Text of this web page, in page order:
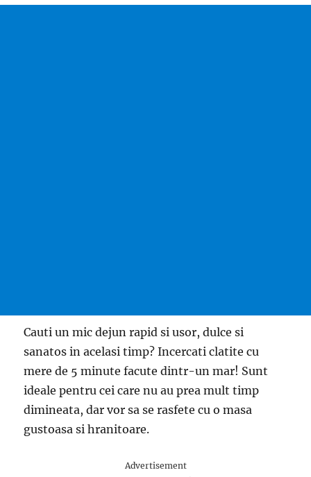
Cauti un mic dejun rapid si usor, dulce si
sanatos in acelasi timp? Incercati clatite cu
mere de 5 minute facute dintr-un mar! Sunt
ideale pentru cei care nu au prea mult timp
dimineata, dar vor sa se rasfete cu o masa
gustoasa si hranitoare.
Advertisement